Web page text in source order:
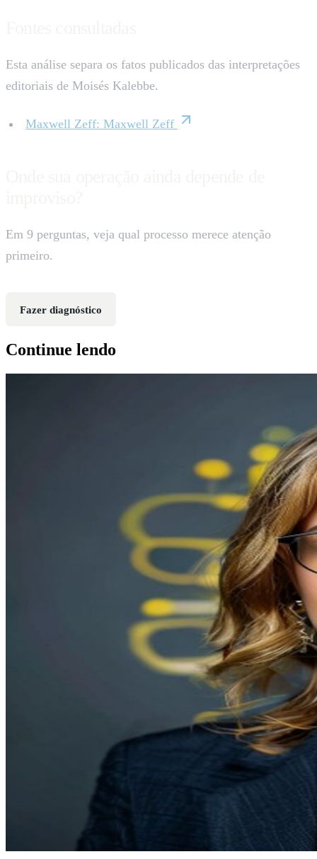
Esta análise separa os fatos publicados das interpretações
editoriais de Moisés Kalebbe.
Maxwell Zeff: Maxwell Zeff
Em 9 perguntas, veja qual processo merece atenção
primeiro.
Fazer diagnóstico
Continue lendo